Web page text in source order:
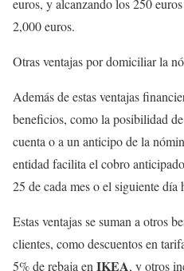
euros, y alcanzando los 250
2,000 euros.
Otras ventajas por domiciliar la
Además de estas ventajas
beneficios, como la posibilidad
cuenta o a un anticipo de la
entidad facilita el cobro
25 de cada mes o el siguiente día
Estas ventajas se suman a otros
clientes, como descuentos en
5% de rebaja en IKEA, y otros